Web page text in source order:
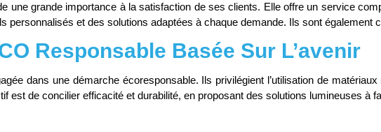
une grande importance à la satisfaction de ses clients. Elle offre un service
personnalisés et des solutions adaptées à chaque demande. Ils sont également
Responsable Basée Sur L’avenir
dans une démarche écoresponsable. Ils privilégient l’utilisation de
est de concilier efficacité et durabilité, en proposant des solutions lumineuses à